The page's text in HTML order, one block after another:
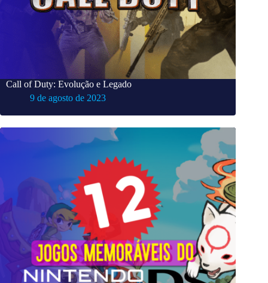
Call of Duty: Evolução e Legado
9 de agosto de 2023